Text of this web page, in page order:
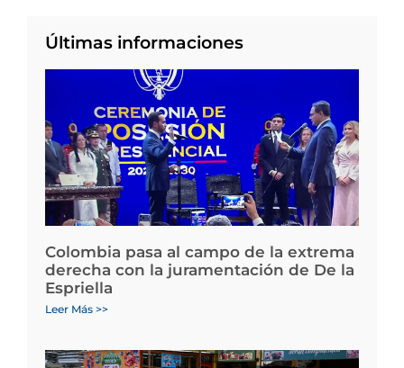
Últimas informaciones
Colombia pasa al campo de la extrema
derecha con la juramentación de De la
Espriella
Leer Más >>